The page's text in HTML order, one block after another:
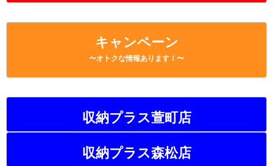
キャンペーン
〜オトクな情報あります！〜
収納プラス萱町店
収納プラス森松店